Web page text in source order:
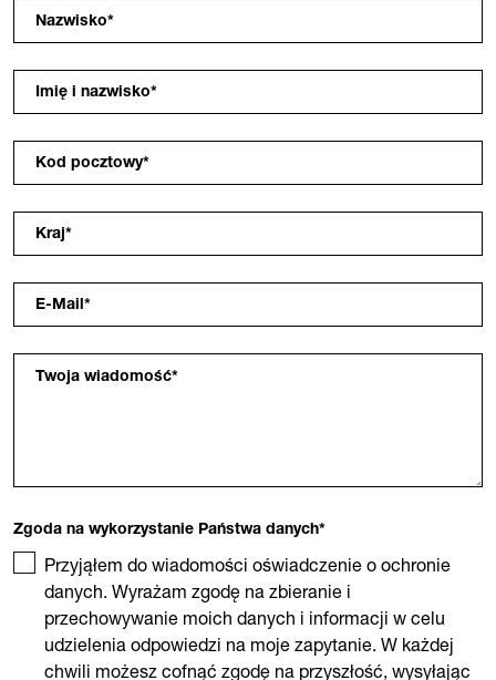
Nazwisko*
Imię i nazwisko*
Kod pocztowy*
Kraj *
E-Mail*
Twoja wiadomość*
Zgoda na wykorzystanie Państwa danych*
Przyjąłem do wiadomości oświadczenie o ochronie
danych. Wyrażam zgodę na zbieranie i
przechowywanie moich danych i informacji w celu
udzielenia odpowiedzi na moje zapytanie. W każdej
chwili możesz cofnąć zgodę na przyszłość, wysyłając